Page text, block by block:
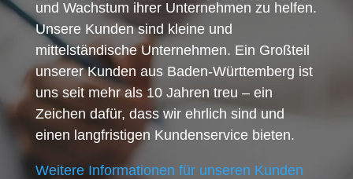
und Wachstum ihrer Unternehmen zu helfen.
Unsere Kunden sind kleine und
mittelständische Unternehmen. Ein Großteil
unserer Kunden aus Baden-Württemberg ist
uns seit mehr als 10 Jahren treu – ein
Zeichen dafür, dass wir ehrlich sind und
einen langfristigen Kundenservice bieten.
Weitere Informationen für unseren Kunden